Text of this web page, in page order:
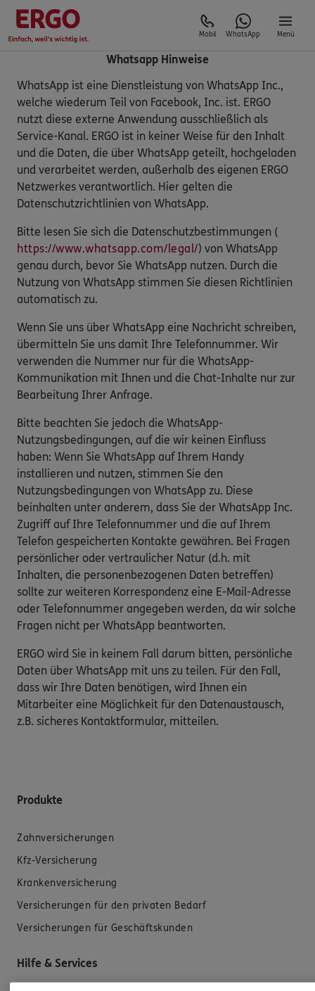
Mobil WhatsApp Menü
Whatsapp Hinweise
WhatsApp ist eine Dienstleistung von WhatsApp Inc.,
welche wiederum Teil von Facebook, Inc. ist. ERGO
nutzt diese externe Anwendung ausschließlich als
Service-Kanal. ERGO ist in keiner Weise für den Inhalt
und die Daten, die über WhatsApp geteilt, hochgeladen
und verarbeitet werden, außerhalb des eigenen ERGO
Netzwerkes verantwortlich. Hier gelten die
Datenschutzrichtlinien von WhatsApp.
Bitte lesen Sie sich die Datenschutzbestimmungen (
https://www.whatsapp.com/legal/) von WhatsApp
genau durch, bevor Sie WhatsApp nutzen. Durch die
Nutzung von WhatsApp stimmen Sie diesen Richtlinien
automatisch zu.
Wenn Sie uns über WhatsApp eine Nachricht schreiben,
übermitteln Sie uns damit Ihre Telefonnummer. Wir
verwenden die Nummer nur für die WhatsApp-
Kommunikation mit Ihnen und die Chat-Inhalte nur zur
Bearbeitung Ihrer Anfrage.
Bitte beachten Sie jedoch die WhatsApp-
Nutzungsbedingungen, auf die wir keinen Einfluss
haben: Wenn Sie WhatsApp auf Ihrem Handy
installieren und nutzen, stimmen Sie den
Nutzungsbedingungen von WhatsApp zu. Diese
beinhalten unter anderem, dass Sie der WhatsApp Inc.
Zugriff auf Ihre Telefonnummer und die auf Ihrem
Telefon gespeicherten Kontakte gewähren. Bei Fragen
persönlicher oder vertraulicher Natur (d.h. mit
Inhalten, die personenbezogenen Daten betreffen)
sollte zur weiteren Korrespondenz eine E-Mail-Adresse
oder Telefonnummer angegeben werden, da wir solche
Fragen nicht per WhatsApp beantworten.
ERGO wird Sie in keinem Fall darum bitten, persönliche
Daten über WhatsApp mit uns zu teilen. Für den Fall,
dass wir Ihre Daten benötigen, wird Ihnen ein
Mitarbeiter eine Möglichkeit für den Datenaustausch,
z.B. sicheres Kontaktformular, mitteilen.
Produkte
Zahnversicherungen
Kfz-Versicherung
Krankenversicherung
Versicherungen für den privaten Bedarf
Versicherungen für Geschäftskunden
Hilfe & Services